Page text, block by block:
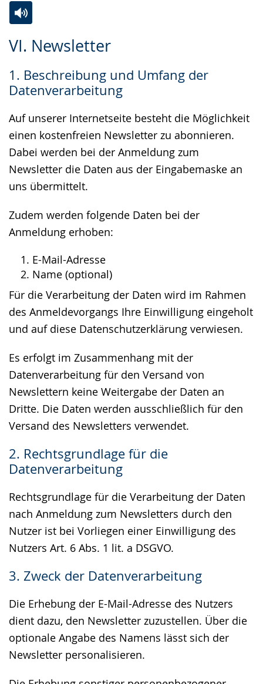
VI. Newsletter
1. Beschreibung und Umfang der
Datenverarbeitung
Auf unserer Internetseite besteht die Möglichkeit
einen kostenfreien Newsletter zu abonnieren.
Dabei werden bei der Anmeldung zum
Newsletter die Daten aus der Eingabemaske an
uns übermittelt.
Zudem werden folgende Daten bei der
Anmeldung erhoben:
E-Mail-Adresse
Name (optional)
Für die Verarbeitung der Daten wird im Rahmen
des Anmeldevorgangs Ihre Einwilligung eingeholt
und auf diese Datenschutzerklärung verwiesen.
Es erfolgt im Zusammenhang mit der
Datenverarbeitung für den Versand von
Newslettern keine Weitergabe der Daten an
Dritte. Die Daten werden ausschließlich für den
Versand des Newsletters verwendet.
2. Rechtsgrundlage für die
Datenverarbeitung
Rechtsgrundlage für die Verarbeitung der Daten
nach Anmeldung zum Newsletters durch den
Nutzer ist bei Vorliegen einer Einwilligung des
Nutzers Art. 6 Abs. 1 lit. a DSGVO.
3. Zweck der Datenverarbeitung
Die Erhebung der E-Mail-Adresse des Nutzers
dient dazu, den Newsletter zuzustellen. Über die
optionale Angabe des Namens lässt sich der
Newsletter personalisieren.
Leichten
wechseln.
Audio-
Video
Deutscher
wird
angezeigt.